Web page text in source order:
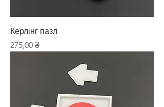
Керлінг пазл
Ціна
275,00 ₴